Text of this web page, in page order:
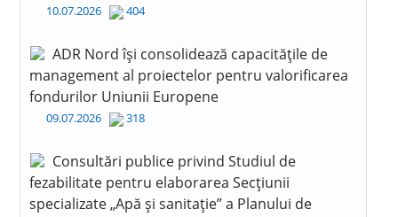
10.07.2026 404
ADR Nord își consolidează capacitățile de
management al proiectelor pentru valorificarea
fondurilor Uniunii Europene
09.07.2026 318
Consultări publice privind Studiul de
fezabilitate pentru elaborarea Secțiunii
specializate „Apă și sanitație” a Planului de